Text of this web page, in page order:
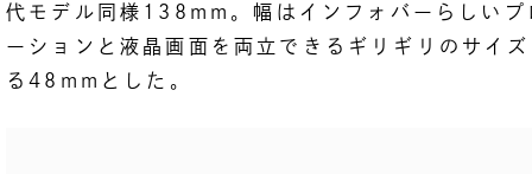
代モデル同様138mm。幅はインフォバーらしいプ
ーションと液晶画面を両立できるギリギリのサイ
る48mmとした。